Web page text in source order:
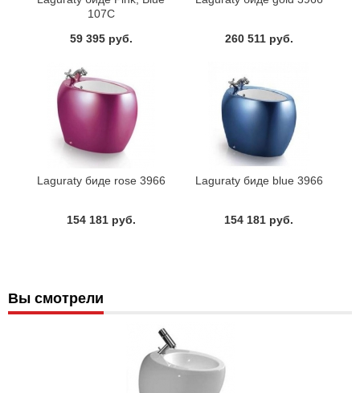
107С
59 395 руб.
260 511 руб.
Laguraty биде rose 3966
154 181 руб.
Laguraty биде blue 3966
154 181 руб.
Вы смотрели